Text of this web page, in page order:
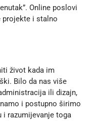
Online poslovi
projekte i stalno
život kada im
Bilo da nas više
ili dizajn,
i postupno širimo
i razumijevanje toga